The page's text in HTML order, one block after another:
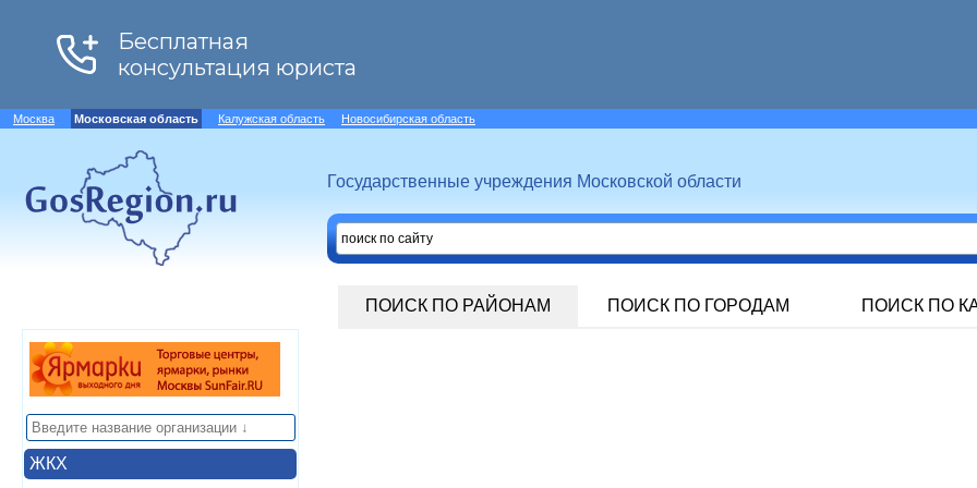
Москва Московская область Калужская область Новосибирская область
Государственные учреждения Московской области
ПОИСК ПО РАЙОНАМ ПОИСК ПО ГОРОДАМ ПОИСК ПО
ЖКХ